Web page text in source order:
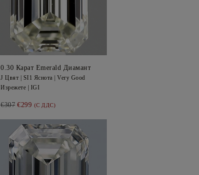
0.30 Карат Emerald Диамант
J Цвят | SI1 Яснота | Very Good
Изрежете | IGI
€307 €299 (С ДДС)